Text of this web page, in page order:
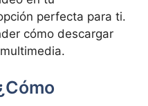
perfecta para ti.
cómo descargar